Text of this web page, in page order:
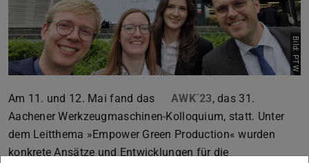
Bild: PTW
Am 11. und 12. Mai fand das AWK´23, das 31.
Aachener Werkzeugmaschinen-Kolloquium, statt. Unter
dem Leitthema »Empower Green Production« wurden
konkrete Ansätze und Entwicklungen für die